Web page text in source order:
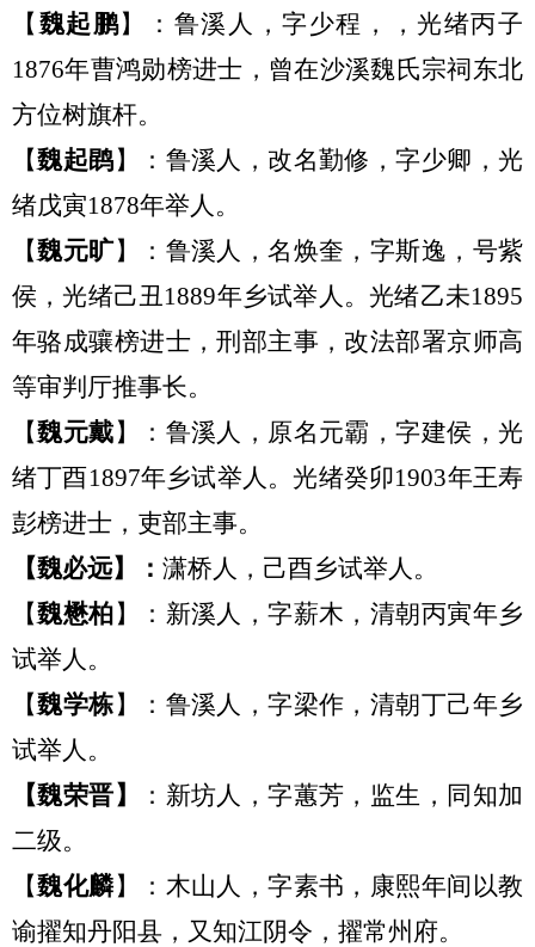
【 魏起鹏】： 鲁溪人，字少程，，光绪丙子
1876年曹鸿勋榜进士，曾在沙溪魏氏宗祠东北
方位树旗杆。
【魏起鹍】：鲁溪人， 改名勤修，字少卿 ，光
绪戊寅1878年举人 。
【魏元旷】：鲁溪人 ，名焕奎，字斯逸， 号紫
侯，光绪己丑1889年乡试举人。光绪乙未1895
年骆成骧榜进士，刑部主事，改法部署京师高
等审判厅推事长。
【魏元戴】：鲁溪人， 原名元霸，字建侯 ，光
绪丁酉1897年乡试举人。光绪癸卯1903年王寿
彭榜进士 ，吏部主事。
【魏必远】： 潇桥人，己酉乡试举人。
【魏懋柏】：新溪人 ，字薪木，清朝丙寅年乡
试举人。
【魏学栋】：鲁溪人 ，字梁作，清朝丁己年乡
试举人。
【魏荣晋】 ： 新坊人，字蕙芳，监生，同知加
二级。
【魏化麟】： 木山人，字素书，康熙年间以教
谕擢知丹阳县，又知江阴令，擢常州府。